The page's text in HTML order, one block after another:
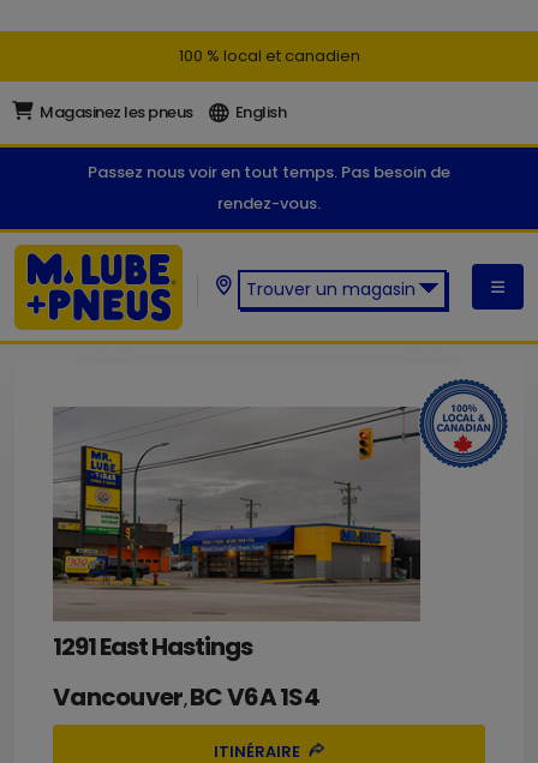
100 % local et canadien
Magasinez les pneus English
Passez nous voir en tout temps. Pas besoin de
rendez-vous.
Trouver un magasin
1291 East Hastings
Vancouver, BCV6A 1S4
ITINÉRAIRE